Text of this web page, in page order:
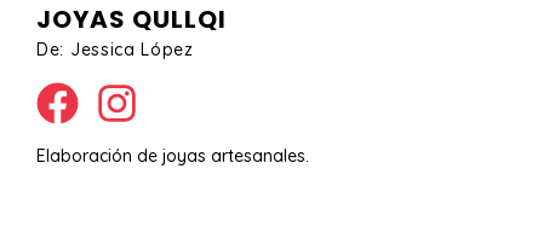
JOYAS QULLQI
De: Jessica López
Elaboración de joyas artesanales.